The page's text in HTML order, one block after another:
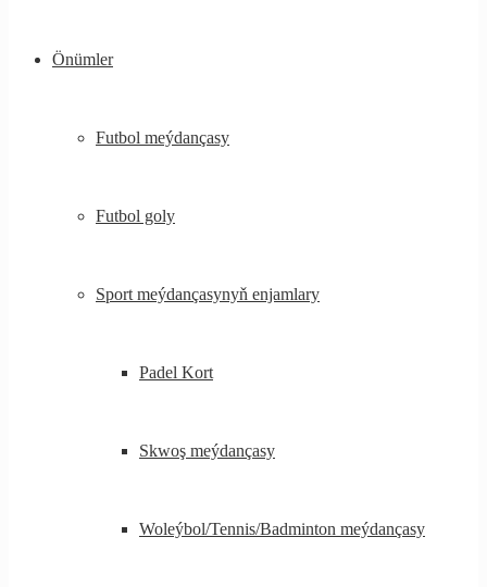
Önümler
Futbol meýdançasy
Futbol goly
Sport meýdançasynyň enjamlary
Padel Kort
Skwoş meýdançasy
Woleýbol/Tennis/Badminton meýdançasy